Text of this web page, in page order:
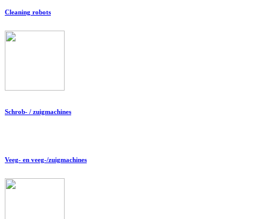
Cleaning robots
Schrob- / zuigmachines
Veeg- en veeg-/zuigmachines